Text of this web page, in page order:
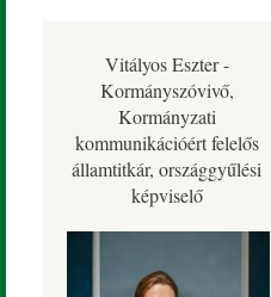
Vitályos Eszter -
Kormányszóvivő,
Kormányzati
kommunikációért felelős
államtitkár, országgyűlési
képviselő